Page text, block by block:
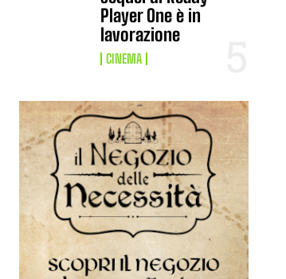
Player One è in
lavorazione
CINEMA